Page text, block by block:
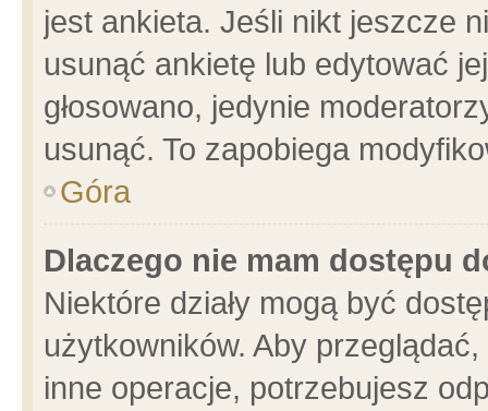
jest ankieta. Jeśli nikt jeszcze
usunąć ankietę lub edytować
głosowano, jedynie
usunąć. To zapobiega
Góra
Dlaczego nie mam dostępu
Niektóre działy mogą być
użytkowników. Aby
inne operacje, potrzebujesz